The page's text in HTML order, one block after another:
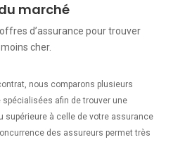
marché
d’assurance pour trouver
cher.
nous comparons plusieurs
spécialisées afin de trouver une
supérieure à celle de votre assurance
des assureurs permet très